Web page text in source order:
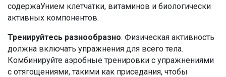
содержаУнием клетчатки, витаминов и биологически
активных компонентов.
Тренируйтесь разнообразно. Физическая активность
должна включать упражнения для всего тела.
Комбинируйте аэробные тренировки с упражнениями
с отягощениями, такими как приседания, чтобы